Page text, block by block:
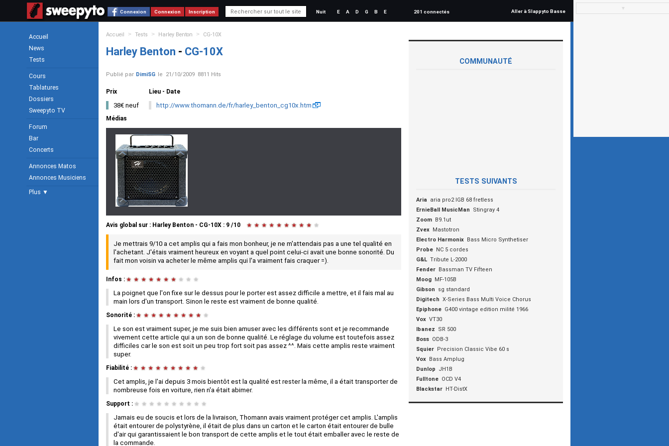
Connexion Connexion Inscription Nuit E A D G B E 201 connectés Aller à Slappyto Basse
Accueil
News
Tests
Cours
Tablatures
Dossiers
Sweepyto TV
Forum
Bar
Concerts
Annonces Matos
Annonces Musiciens
Plus ▼
Accueil > Tests > Harley Benton > CG-10X
Harley Benton - CG-10X
Publié par DimiSG le 21/10/2009 8811 Hits
Prix
38€ neuf
Lieu - Date
http://www.thomann.de/fr/harley_benton_cg10x.htm
Médias
Avis global sur : Harley Benton - CG-10X : 9 /10 ★ ★ ★ ★ ★ ★ ★ ★ ★ ★
Je mettrais 9/10 a cet amplis qui a fais mon bonheur, je ne m'attendais pas a une tel qualité en
l'achetant. J'étais vraiment heureux en voyant a quel point celui-ci avait une bonne sonorité. Du
fait mon voisin va acheter le même amplis qui l'a vraiment fais craquer =).
Infos : ★ ★ ★ ★ ★ ★ ★ ★ ★ ★
La poignet que l'on fixe sur le dessus pour le porter est assez difficile a mettre, et il fais mal au
main lors d'un transport. Sinon le reste est vraiment de bonne qualité.
Sonorité : ★ ★ ★ ★ ★ ★ ★ ★ ★ ★
Le son est vraiment super, je me suis bien amuser avec les différents sont et je recommande
vivement cette article qui a un son de bonne qualité. Le réglage du volume est toutefois assez
difficiles car le son est soit un peu trop fort soit pas assez ^^. Mais cette amplis reste vraiment
super.
Fiabilité : ★ ★ ★ ★ ★ ★ ★ ★ ★ ★
Cet amplis, je l'ai depuis 3 mois bientôt est la qualité est rester la même, il a était transporter de
nombreuse fois en voiture, rien n'a était abimer.
Support : ★ ★ ★ ★ ★ ★ ★ ★ ★ ★
Jamais eu de soucis et lors de la livraison, Thomann avais vraiment protéger cet amplis. L'amplis
était entourer de polystyrène, il était de plus dans un carton et le carton était entourer de bulle
d'air qui garantissaient le bon transport de cette amplis et le tout était emballer avec le reste de
la commande.
COMMUNAUTÉ
TESTS SUIVANTS
Aria
aria pro2 IGB 68 fretless
ErnieBall MusicMan
Stingray 4
Zoom B9.1ut
Zvex Mastotron
Electro Harmonix Bass Micro Synthetiser
Probe NC 5 cordes
G&L Tribute L-2000
Fender Bassman TV Fifteen
Moog MF-105B
Gibson
sg standard
Digitech X-Series Bass Multi Voice Chorus
Epiphone G400 vintage edition milité 1966
Vox VT30
Ibanez
SR 500
Boss ODB-3
Squier Precision Classic Vibe 60 s
Vox Bass Amplug
Dunlop
JH1B
Fulltone OCD V4
Blackstar HT-DistX
▼